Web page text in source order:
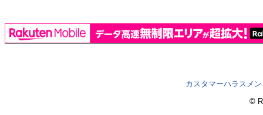
カスタマーハラスメ
©